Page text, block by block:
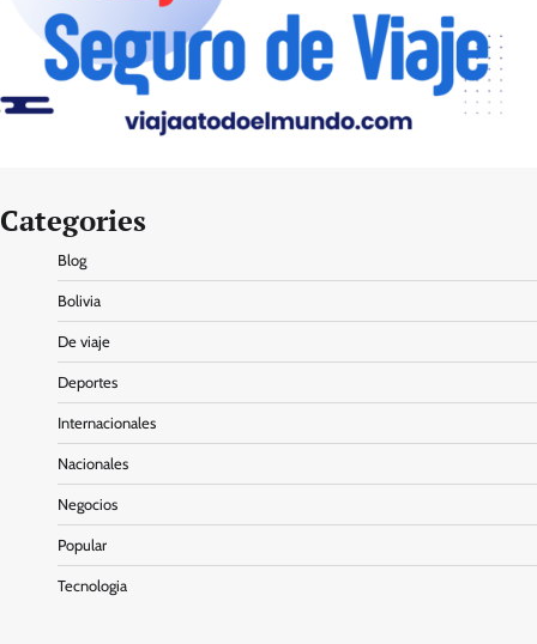
Categories
Blog
Bolivia
De viaje
Deportes
Internacionales
Nacionales
Negocios
Popular
Tecnologia